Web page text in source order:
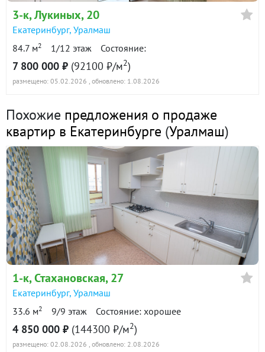
в продаже 88500 ₽/м²
Показать всю историю: 30 предложений →
3-к, Лукиных, 20
Екатеринбург, Уралмаш
84.7 м2 1/12 этаж Состояние:
7 800 000 ₽ (92100 ₽/м2)
размещено: 05.02.2026 , обновлено: 1.08.2026
Похожие предложения о продаже
квартир в Екатеринбурге (Уралмаш)
1-к, Стахановская, 27
Екатеринбург, Уралмаш
33.6 м2 9/9 этаж Состояние: хорошее
4 850 000 ₽ (144300 ₽/м2)
размещено: 02.08.2026 , обновлено: 2.08.2026